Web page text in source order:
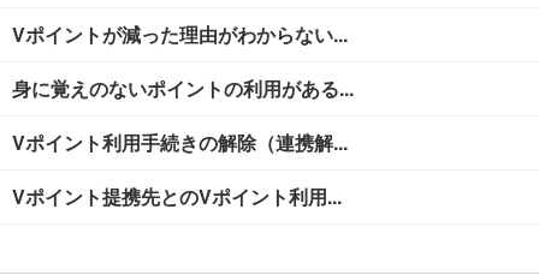
Vポイントが減った理由がわからない...
身に覚えのないポイントの利用がある...
Vポイント利用手続きの解除（連携解...
Vポイント提携先とのVポイント利用...